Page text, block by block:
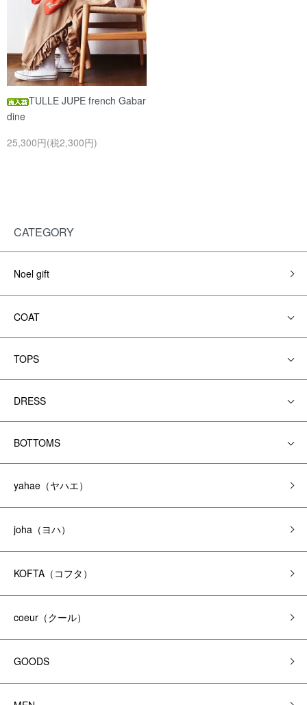
TULLE JUPE french Gabar
dine
25,300円(税2,300円)
CATEGORY
Noel gift
COAT
TOPS
DRESS
BOTTOMS
yahae（ヤハエ）
joha（ヨハ）
KOFTA（コフタ）
coeur（クール）
GOODS